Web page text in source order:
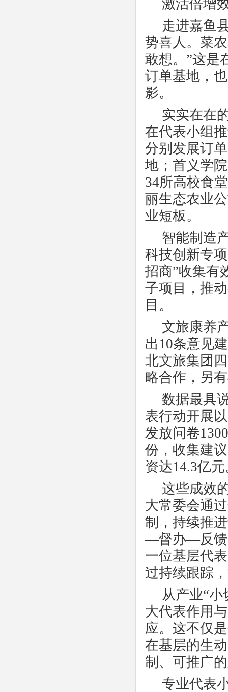
激活倍增
走进嘉鱼
势喜人。菜
敢想。”这是
订单基地，
影。
实实在在
在代表小组
分别发展订
地；首义学
34所高校食
丽生态农业
业短板。
智能制造
科技创新专
招商”收集有
子项目，推
目。
文旅康养
出 10条意见
北文旅集团
略合作，另
数据最具
表行动开展
发放问卷
份，收集建
资达14.3亿
这些成效
大常委会通
制，持续推
—督办—反馈
一位基层代
过持续跟踪
从产业“小
大代表作用
应。这不仅
在基层的生
制、可推广
专业代表